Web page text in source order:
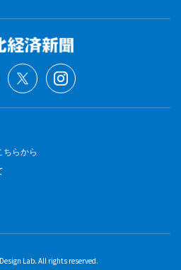
ちらから
Lab. All rights reserved.